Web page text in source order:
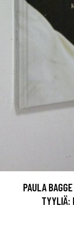
PAULA
TYYLIÄ: